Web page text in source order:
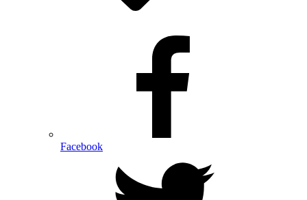
Facebook